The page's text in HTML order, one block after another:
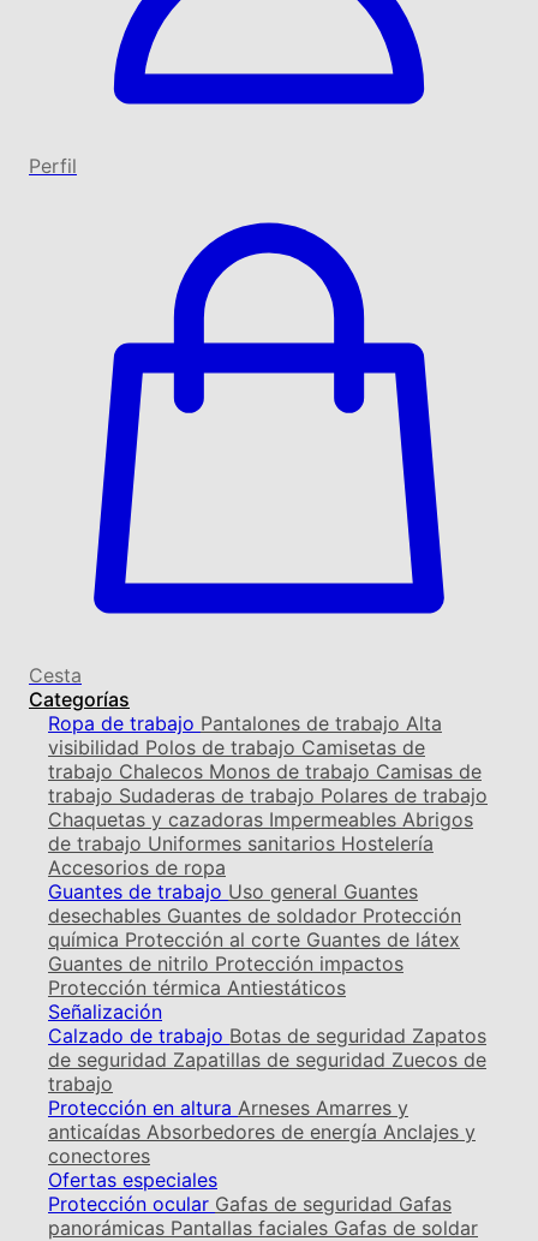
Perfil
Cesta
Categorías
Ropa de trabajo Pantalones de trabajo Alta
visibilidad Polos de trabajo Camisetas de
trabajo Chalecos Monos de trabajo Camisas de
trabajo Sudaderas de trabajo Polares de trabajo
Chaquetas y cazadoras Impermeables Abrigos
de trabajo Uniformes sanitarios Hostelería
Accesorios de ropa
Guantes de trabajo Uso general Guantes
desechables Guantes de soldador Protección
química Protección al corte Guantes de látex
Guantes de nitrilo Protección impactos
Protección térmica Antiestáticos
Señalización
Calzado de trabajo Botas de seguridad Zapatos
de seguridad Zapatillas de seguridad Zuecos de
trabajo
Protección en altura Arneses Amarres y
anticaídas Absorbedores de energía Anclajes y
conectores
Ofertas especiales
Protección ocular Gafas de seguridad Gafas
panorámicas Pantallas faciales Gafas de soldar